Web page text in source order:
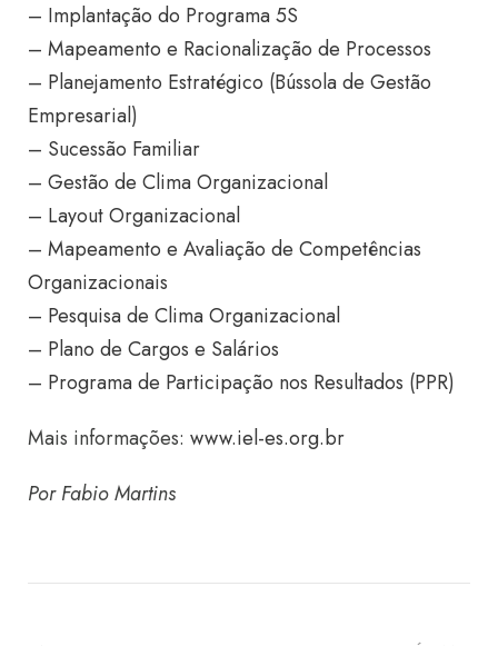
– Implantação do Programa 5S
– Mapeamento e Racionalização de Processos
– Planejamento Estratégico (Bússola de Gestão
Empresarial)
– Sucessão Familiar
– Gestão de Clima Organizacional
– Layout Organizacional
– Mapeamento e Avaliação de Competências
Organizacionais
– Pesquisa de Clima Organizacional
– Plano de Cargos e Salários
– Programa de Participação nos Resultados (PPR)
Mais informações: www.iel-es.org.br
Por Fabio Martins